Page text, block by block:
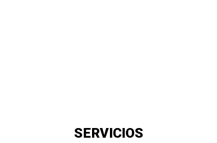
SERVICIOS